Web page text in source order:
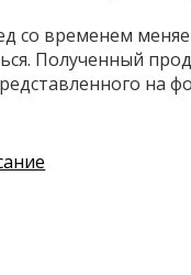
со временем
Полученный
на